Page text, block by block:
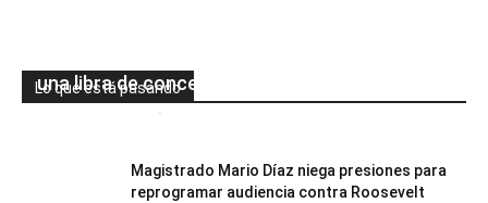
Lo que está pasando
una libra de concentrado de marihuana
-
Magistrado Mario Díaz niega presiones para
reprogramar audiencia contra Roosevelt